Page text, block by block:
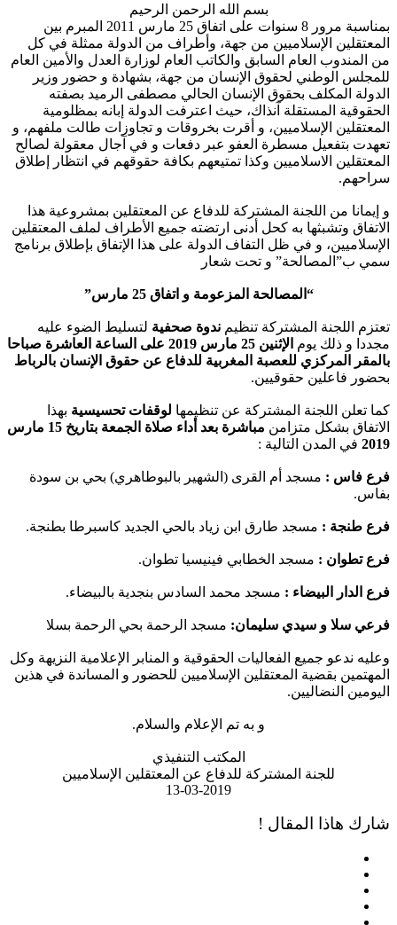
بسم الله الرحمن الرحيم
بمناسبة مرور 8 سنوات على اتفاق 25 مارس 2011 المبرم بين
الإسلاميين من جهة، وأطراف من الدولة ممثلة في كل
العام السابق والكاتب العام لوزارة العدل والأمين العام
الوطني لحقوق الإنسان من جهة، بشهادة و حضور وزير
المكلف بحقوق الإنسان الحالي مصطفى الرميد بصفته
المستقلة آنذاك، حيث اعترفت الدولة إبانه بمظلومية
الإسلاميين، و أقرت بخروقات و تجاوزات طالت ملفهم، و
بتفعيل مسطرة العفو عبر دفعات و في آجال معقولة لصالح
الاسلاميين وكذا تمتيعهم بكافة حقوقهم في انتظار إطلاق
من اللجنة المشتركة للدفاع عن المعتقلين بمشروعية هذا
وتشبثها به كحل أدنى ارتضته جميع الأطراف لملف المعتقلين
و في ظل التفاف الدولة على هذا الإتفاق بإطلاق برنامج
و تحت شعار
“المصالحة المزعومة و اتفاق 25 مارس”
اللجنة المشتركة تنظيمندوة صحفيةلتسليط الضوء عليه
و ذلك يوم
الإثنين 25 مارس 2019 على الساعة العاشرة صباحا
المركزي للعصبة المغربية للدفاع عن حقوق الإنسان بالرباط
فاعلين حقوقيين.
اللجنة المشتركة عن تنظيمهالوقفات تحسيسيةبهذا
بشكل متزامن
مباشرة بعد أداء صلاة الجمعة بتاريخ 15 مارس
في المدن التالية :
:مسجد أم القرى (الشهير بالبوطاهري) بحي بن سودة
:مسجد طارق ابن زياد بالحي الجديد كاسبرطا بطنجة.
:مسجد الخطابي فينيسيا تطوان.
البيضاء :مسجد محمد السادس بنجدية بالبيضاء.
سلا و سيدي سليمان:مسجد الرحمة بحي الرحمة بسلا
ندعو جميع الفعاليات الحقوقية و المنابر الإعلامية النزيهة وكل
بقضية المعتقلين الإسلاميين للحضور و المساندة في هذين
النضاليين.
و به تم الإعلام والسلام.
المكتب التنفيذي
للجنة المشتركة للدفاع عن المعتقلين الإسلاميين
13-03-2019
هاذا المقال !